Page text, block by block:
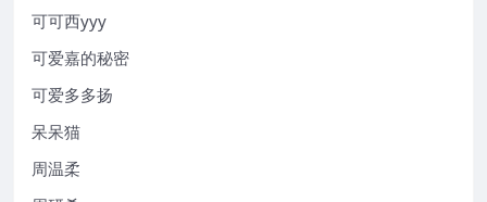
可可西yyy
可爱嘉的秘密
可爱多多扬
呆呆猫
周温柔